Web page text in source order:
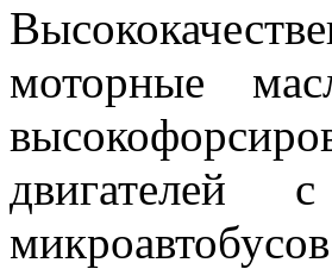
моторные
двигателей